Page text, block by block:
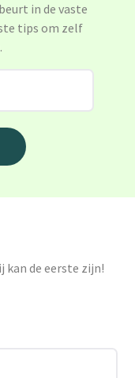
in de vaste
tips om zelf
kan de eerste zijn!